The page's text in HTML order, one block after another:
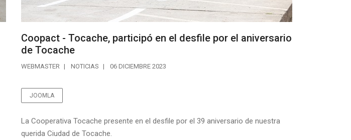
Coopact - Tocache, participó en el desfile por el aniversario
de Tocache
WEBMASTER NOTICIAS 06 DICIEMBRE 2023
JOOMLA
La Cooperativa Tocache presente en el desfile por el 39 aniversario de nuestra
querida Ciudad de Tocache.